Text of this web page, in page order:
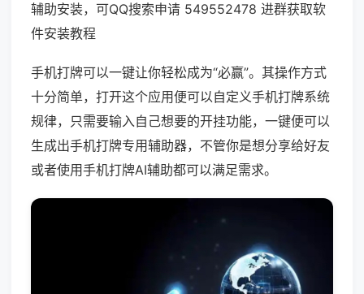
辅助安装，可QQ搜索申请 549552478 进群获取软
件安装教程
手机打牌可以一键让你轻松成为“必赢”。其操作方式
十分简单，打开这个应用便可以自定义手机打牌系统
规律，只需要输入自己想要的开挂功能，一键便可以
生成出手机打牌专用辅助器，不管你是想分享给好友
或者使用手机打牌AI辅助都可以满足需求。